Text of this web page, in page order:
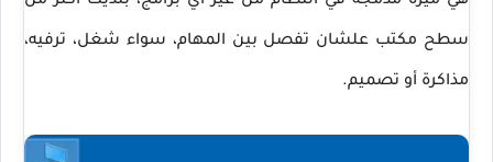
سطح مكتب علشان تفصل بين المهام، سواء شغل، ترفيه،
مذاكرة أو تصميم.